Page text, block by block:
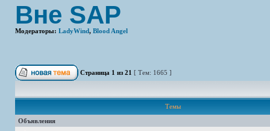
Вне SAP
Модераторы: LadyWind, Blood Angel
Страница 1 из 21 [ Тем: 1665 ]
Темы
Объявления